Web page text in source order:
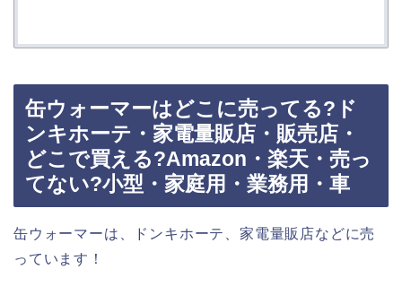
缶ウォーマーはどこに売ってる?ド
ンキホーテ・家電量販店・販売店・
どこで買える?Amazon・楽天・売っ
てない?小型・家庭用・業務用・車
缶ウォーマーは、ドンキホーテ、家電量販店などに売
っています！